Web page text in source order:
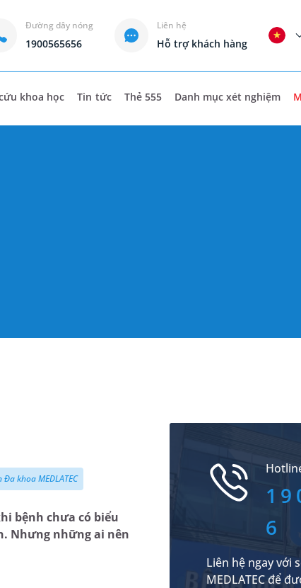
Đường dây nóng
1900565656
Liên hệ
Hỗ trợ khách hàng
khoa học Tin tức Thẻ 555 Danh mục xét nghiệm
khoa MEDLATEC
bệnh chưa có biểu
Nhưng những ai nên
6
Liên hệ ngay với
MEDLATEC để